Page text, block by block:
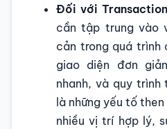
Đối với
cần tập trung vào
cản trong quá trình
giao diện đơn
nhanh, và quy
là những yếu tố
nhiều vị trí hợp lý,